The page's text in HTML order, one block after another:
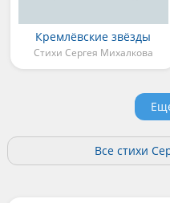
Кремлёвские звёзды
Стихи Сергея Михалкова
Все стихи